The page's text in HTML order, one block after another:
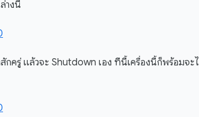
างนี้
สักครู่ แล้วจะ Shutdown เอง ทีนี้เครื่องนี้ก็พร้อมจ